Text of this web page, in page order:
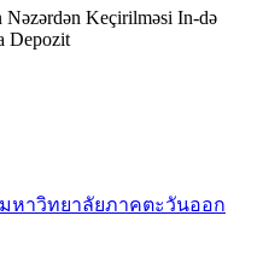
Nəzərdən Keçirilməsi In-də
Depozit
ร์ มหาวิทยาลัยภาคตะวันออก